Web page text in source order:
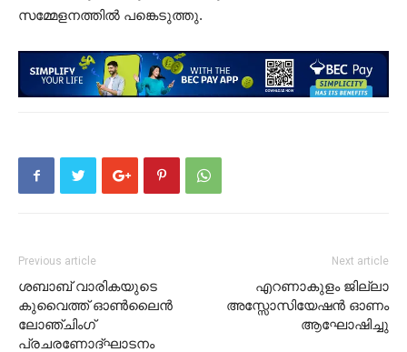
സമ്മേളനത്തിൽ പങ്കെടുത്തു.
Previous article
ശബാബ് വാരികയുടെ
കുവൈത്ത് ഓണ്‍ലൈന്‍
ലോഞ്ചിംഗ്
പ്രചരണോദ്ഘാടനം
Next article
എറണാകുളം ജില്ലാ
അസ്സോസിയേഷൻ ഓണം
ആഘോഷിച്ചു